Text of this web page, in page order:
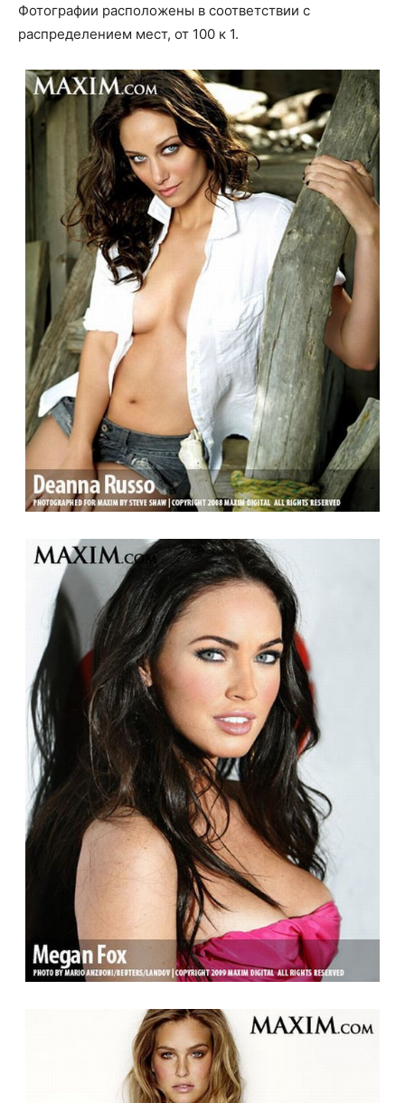
Фотографии расположены в соответствии с
распределением мест, от 100 к 1.